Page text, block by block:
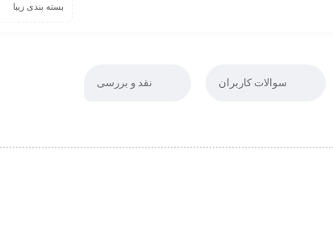
بسته بندی زیبا
سوالات کاربران نقد و بررسی